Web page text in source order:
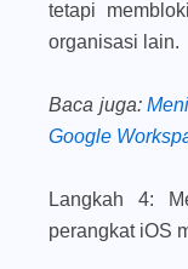
tetapi
organisasi lain.
Baca juga:
Google
Langkah 4:
perangkat iOS